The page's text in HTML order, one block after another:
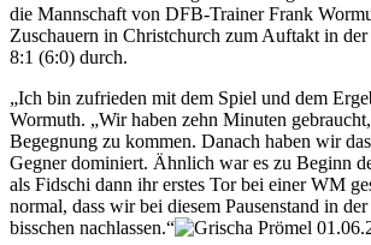
die Mannschaft von DFB-Trainer Frank
Zuschauern in Christchurch zum Auftakt in
8:1 (6:0) durch.
„Ich bin zufrieden mit dem Spiel und dem
Wormuth. „Wir haben zehn Minuten
Begegnung zu kommen. Danach haben wir
Gegner dominiert. Ähnlich war es zu Beginn
als Fidschi dann ihr erstes Tor bei einer WM
normal, dass wir bei diesem Pausenstand in
bisschen nachlassen.“